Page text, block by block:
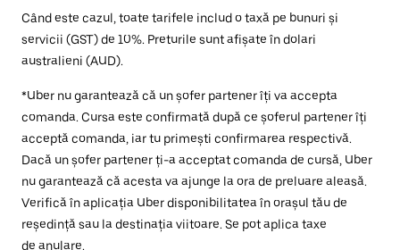
Când este cazul, toate tarifele includ o taxă pe bunuri și
servicii (GST) de 10%. Preturile sunt afișate în dolari
australieni (AUD).
*Uber nu garantează că un șofer partener îți va accepta
comanda. Cursa este confirmată după ce șoferul partener îți
acceptă comanda, iar tu primești confirmarea respectivă.
Dacă un șofer partener ți-a acceptat comanda de cursă, Uber
nu garantează că acesta va ajunge la ora de preluare aleasă.
Verifică în aplicația Uber disponibilitatea în orașul tău de
reședință sau la destinația viitoare. Se pot aplica taxe
de anulare.